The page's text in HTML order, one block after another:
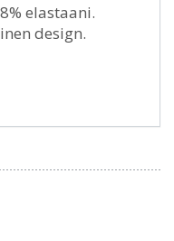
elastaani.
design.